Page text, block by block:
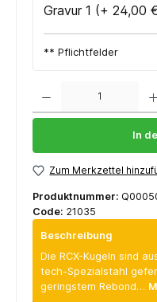
Gravur 1 (+ 24,00
** Pflichtfelder
In
Zum Merkzettel
Produktnummer:
Code: 21035
Beschreibung
Die RCX-Kugeln sind
tech-Spezialstahl
geringstem Rebond…